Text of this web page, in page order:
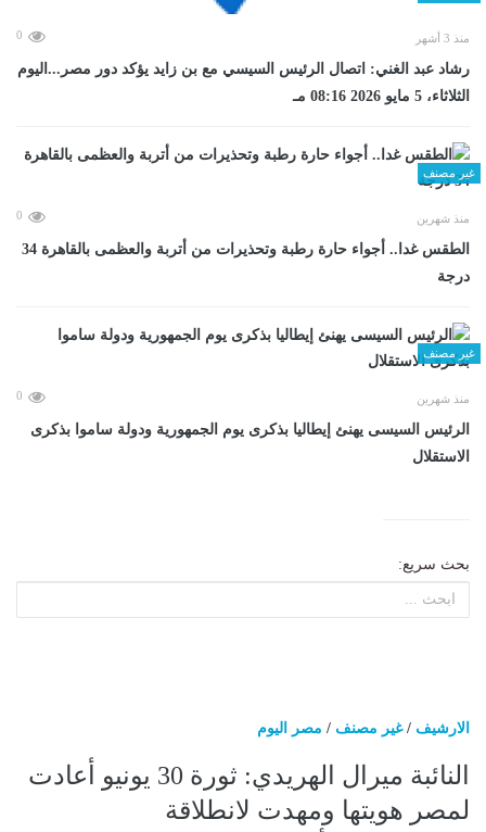
منذ 3 أشهر 0
رشاد عبد الغني: اتصال الرئيس السيسي مع بن زايد يؤكد دور مصر...اليوم
الثلاثاء، 5 مايو 2026 08:16 مـ
غير مصنف
منذ شهرين 0
الطقس غدا.. أجواء حارة رطبة وتحذيرات من أتربة والعظمى بالقاهرة 34
درجة
غير مصنف
منذ شهرين 0
الرئيس السيسى يهنئ إيطاليا بذكرى يوم الجمهورية ودولة ساموا بذكرى
الاستقلال
بحث سريع:
الارشيف /غير مصنف / مصر اليوم
النائبة ميرال الهريدي: ثورة 30 يونيو أعادت
لمصر هويتها ومهدت لانطلاقة